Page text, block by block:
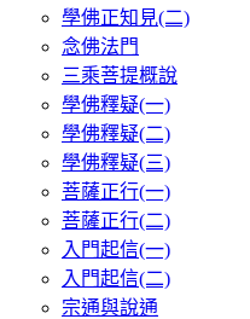
學佛正知見(二)
念佛法門
三乘菩提概說
學佛釋疑(一)
學佛釋疑(二)
學佛釋疑(三)
菩薩正行(一)
菩薩正行(二)
入門起信(一)
入門起信(二)
宗通與說通